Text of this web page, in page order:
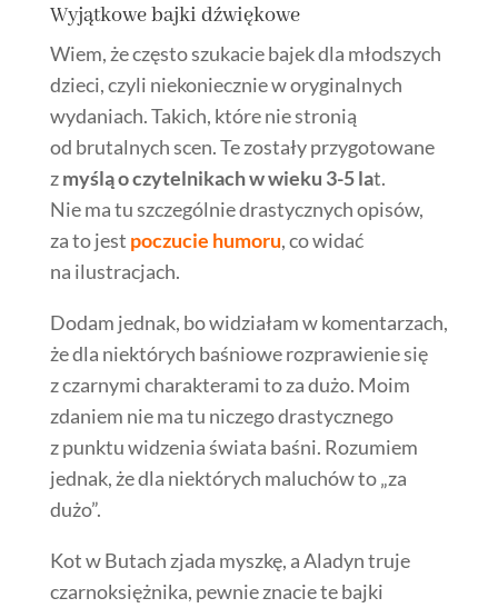
Wyjątkowe bajki dźwiękowe
Wiem, że często szukacie bajek dla młodszych
dzieci, czyli niekoniecznie w oryginalnych
wydaniach. Takich, które nie stronią
od brutalnych scen. Te zostały przygotowane
zmyślą o czytelnikach w wieku 3-5 lat.
Nie ma tu szczególnie drastycznych opisów,
za to jest poczucie humoru, co widać
na ilustracjach.
Dodam jednak, bo widziałam w komentarzach,
że dla niektórych baśniowe rozprawienie się
z czarnymi charakterami to za dużo. Moim
zdaniem nie ma tu niczego drastycznego
z punktu widzenia świata baśni. Rozumiem
jednak, że dla niektórych maluchów to „za
dużo”.
Kot w Butach zjada myszkę, a Aladyn truje
czarnoksiężnika, pewnie znacie te bajki